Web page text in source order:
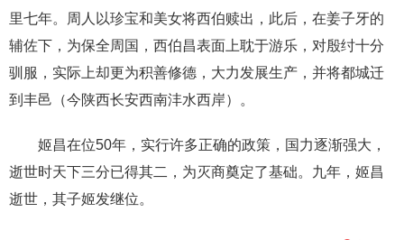
里七年。周人以珍宝和美女将西伯赎出，此后，在姜子牙的
辅佐下，为保全周国，西伯昌表面上耽于游乐，对殷纣十分
驯服，实际上却更为积善修德，大力发展生产，并将都城迁
到丰邑（今陕西长安西南沣水西岸）。
姬昌在位50年，实行许多正确的政策，国力逐渐强大，
逝世时天下三分已得其二，为灭商奠定了基础。九年，姬昌
逝世，其子姬发继位。